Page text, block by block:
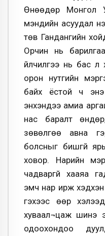
Өнөөдөр Монгол
мэндийн асуудал
төв Гандангийн
Орчин нь
үйлчилгээ нь бас л
орон нутгийн
байх ёстой ч энэ
энүүхэндээ амиа
нас баралт өндөр,
зөвөлгөө авна
болсныг бишгүй
ховор. Нарийн
чадваргүй хааяа
эмч нар ирж хэдхэн
гэхээс өөр
хуваал¬цаж шинэ
одоохондоо